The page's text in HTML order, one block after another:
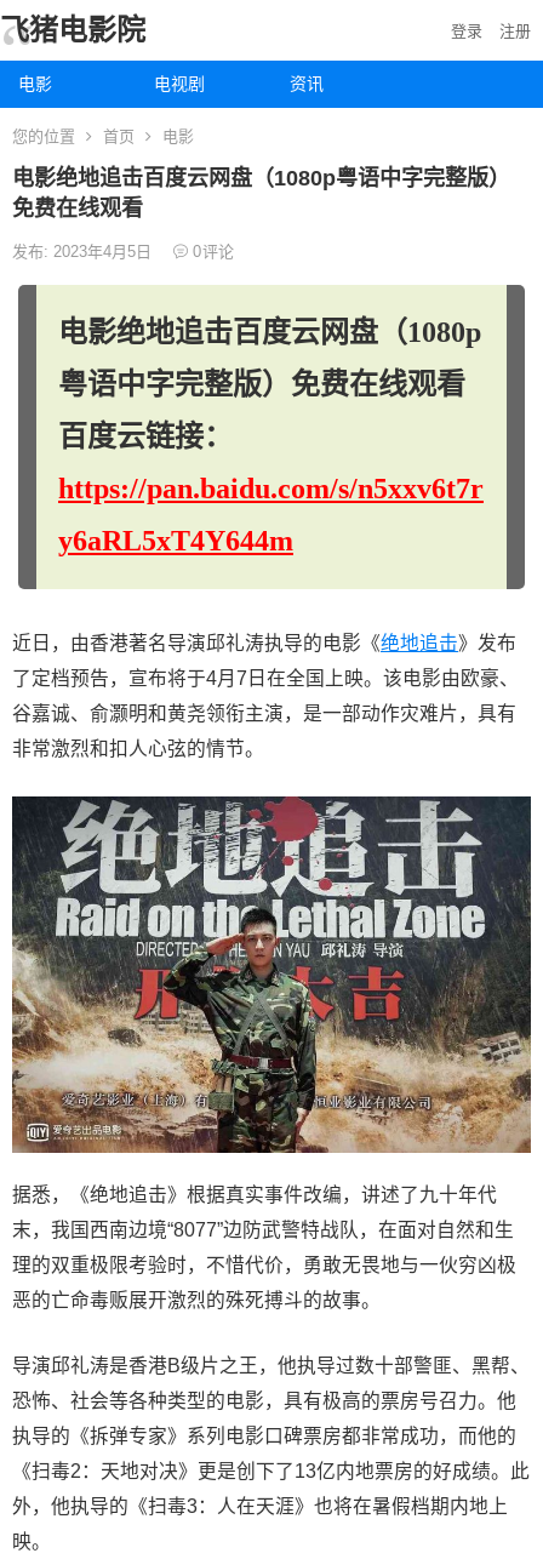
飞猪电影院
电影 电视剧 资讯
登录 注册
您的位置 首页 电影
电影绝地追击百度云网盘（1080p粤语中字完整版）
免费在线观看
发布: 2023年4月5日 0评论
电影绝地追击百度云网盘（1080p
粤语中字完整版）免费在线观看
百度云链接：
https://pan.baidu.com/s/n5xxv6t7r
y6aRL5xT4Y644m
近日，由香港著名导演邱礼涛执导的电影《绝地追击》发布
了定档预告，宣布将于4月7日在全国上映。该电影由欧豪、
谷嘉诚、俞灏明和黄尧领衔主演，是一部动作灾难片，具有
非常激烈和扣人心弦的情节。
据悉，《绝地追击》根据真实事件改编，讲述了九十年代
末，我国西南边境“8077”边防武警特战队，在面对自然和生
理的双重极限考验时，不惜代价，勇敢无畏地与一伙穷凶极
恶的亡命毒贩展开激烈的殊死搏斗的故事。
导演邱礼涛是香港B级片之王，他执导过数十部警匪、黑帮、
恐怖、社会等各种类型的电影，具有极高的票房号召力。他
执导的《拆弹专家》系列电影口碑票房都非常成功，而他的
《扫毒2：天地对决》更是创下了13亿内地票房的好成绩。此
外，他执导的《扫毒3：人在天涯》也将在暑假档期内地上
映。